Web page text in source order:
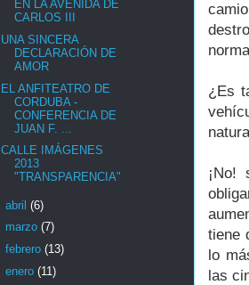
¿Es
¡No!
tiene
lo
las
EN LA AVENIDA DE
CARLOS III
UNA SINCERA
DECLARACIÓN DE
AMOR
EL ANFITEATRO DE
CORDUBA -
CONFERENCIA DE
JUAN F. ...
CALLE IMÁGENES
2013
"TRANSPARENCIA"
abril (6)
marzo (7)
febrero (13)
enero (11)